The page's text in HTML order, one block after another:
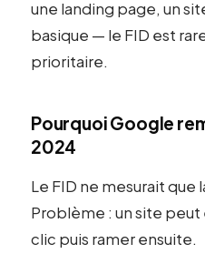
une landing page, un
basique — le FID est
prioritaire.
Pourquoi Google
2024
Le FID ne mesurait
Problème : un site
clic puis ramer ensuite.